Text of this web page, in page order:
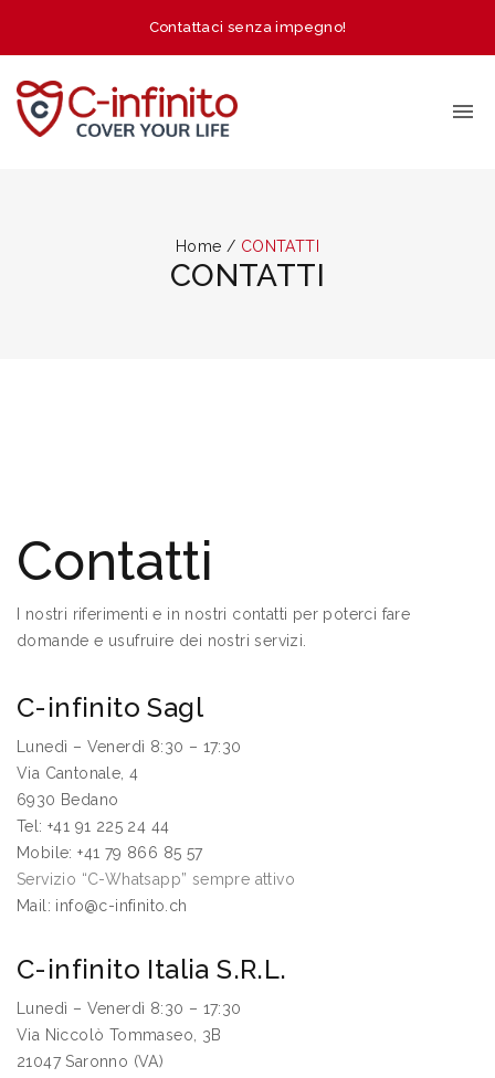
Contattaci senza impegno!
Home / CONTATTI
CONTATTI
Contatti
I nostri riferimenti e in nostri contatti per poterci fare
domande e usufruire dei nostri servizi.
C-infinito Sagl
Lunedì – Venerdì 8:30 – 17:30
Via Cantonale, 4
6930 Bedano
Tel: +41 91 225 24 44
Mobile: +41 79 866 85 57
Servizio “C-Whatsapp” sempre attivo
Mail: info@c-infinito.ch
C-infinito Italia S.R.L.
Lunedì – Venerdì 8:30 – 17:30
Via Niccolò Tommaseo, 3B
21047 Saronno (VA)